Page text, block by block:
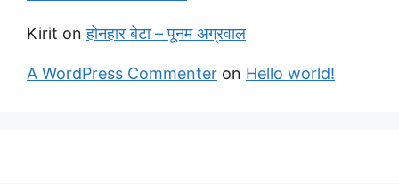
Kirit onहोनहार बेटा – पूनम अग्रवाल
A WordPress Commenter on Hello world!